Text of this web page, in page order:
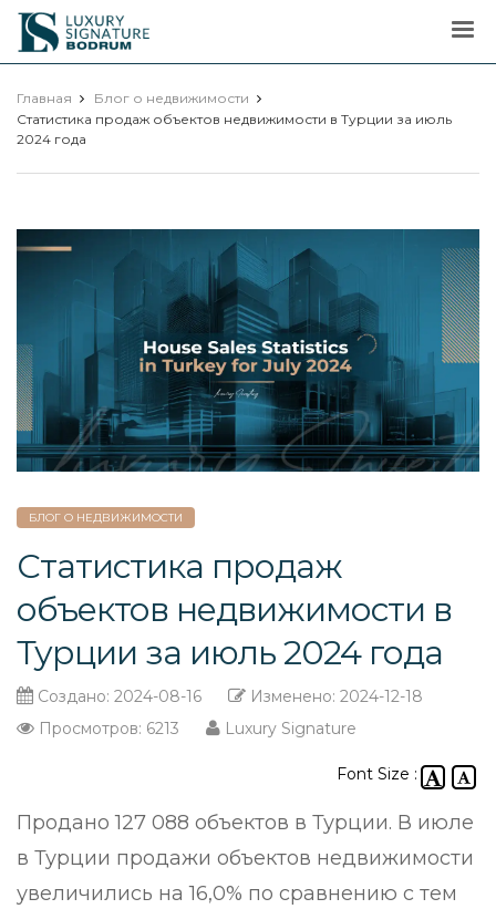
Luxury
Signature
Главная
Блог о недвижимости
Статистика продаж объектов недвижимости в Турции за июль
2024 года
БЛОГ О НЕДВИЖИМОСТИ
Статистика продаж
объектов недвижимости в
Турции за июль 2024 года
Создано: 2024-08-16
Изменено: 2024-12-18
Просмотров: 6213
Luxury Signature
Font Size :
Продано 127 088 объектов в Турции. В июле
в Турции продажи объектов недвижимости
увеличились на 16,0% по сравнению с тем